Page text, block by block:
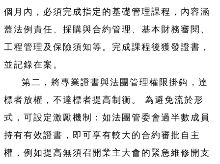
個月內，必須完成指定的基礎管理課程，內容涵
蓋法例責任、採購與合約管理、基本財務審閱、
工程管理及保險須知等。完成課程後獲發證書，
並記錄在案。
第二，將專業證書與法團管理權限掛鈎，達
標者放權，不達標者提高制衡。 為避免流於形
式，可設定激勵機制：如法團管委會過半數成員
持有有效證書，即可享有較大的合約審批自主
權，例如提高無須召開業主大會的緊急維修開支